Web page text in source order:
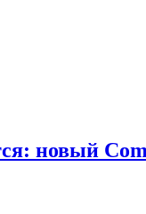
новый